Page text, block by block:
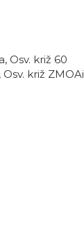
Osv. križ 60
križ ZMOAi